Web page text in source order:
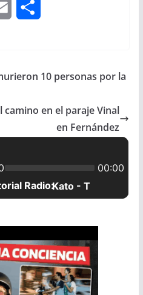
i
r
10 personas por la
en el paraje Vinal
en Fernández